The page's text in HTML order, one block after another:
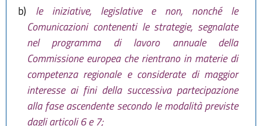
b)
le iniziative, legislative e non, nonché le
Comunicazioni contenenti le strategie, segnalate
nel programma di lavoro annuale della
Commissione europea che rientrano in materie di
competenza regionale e considerate di maggior
interesse ai fini della successiva partecipazione
alla fase ascendente secondo le modalità previste
dagli articoli 6 e 7;